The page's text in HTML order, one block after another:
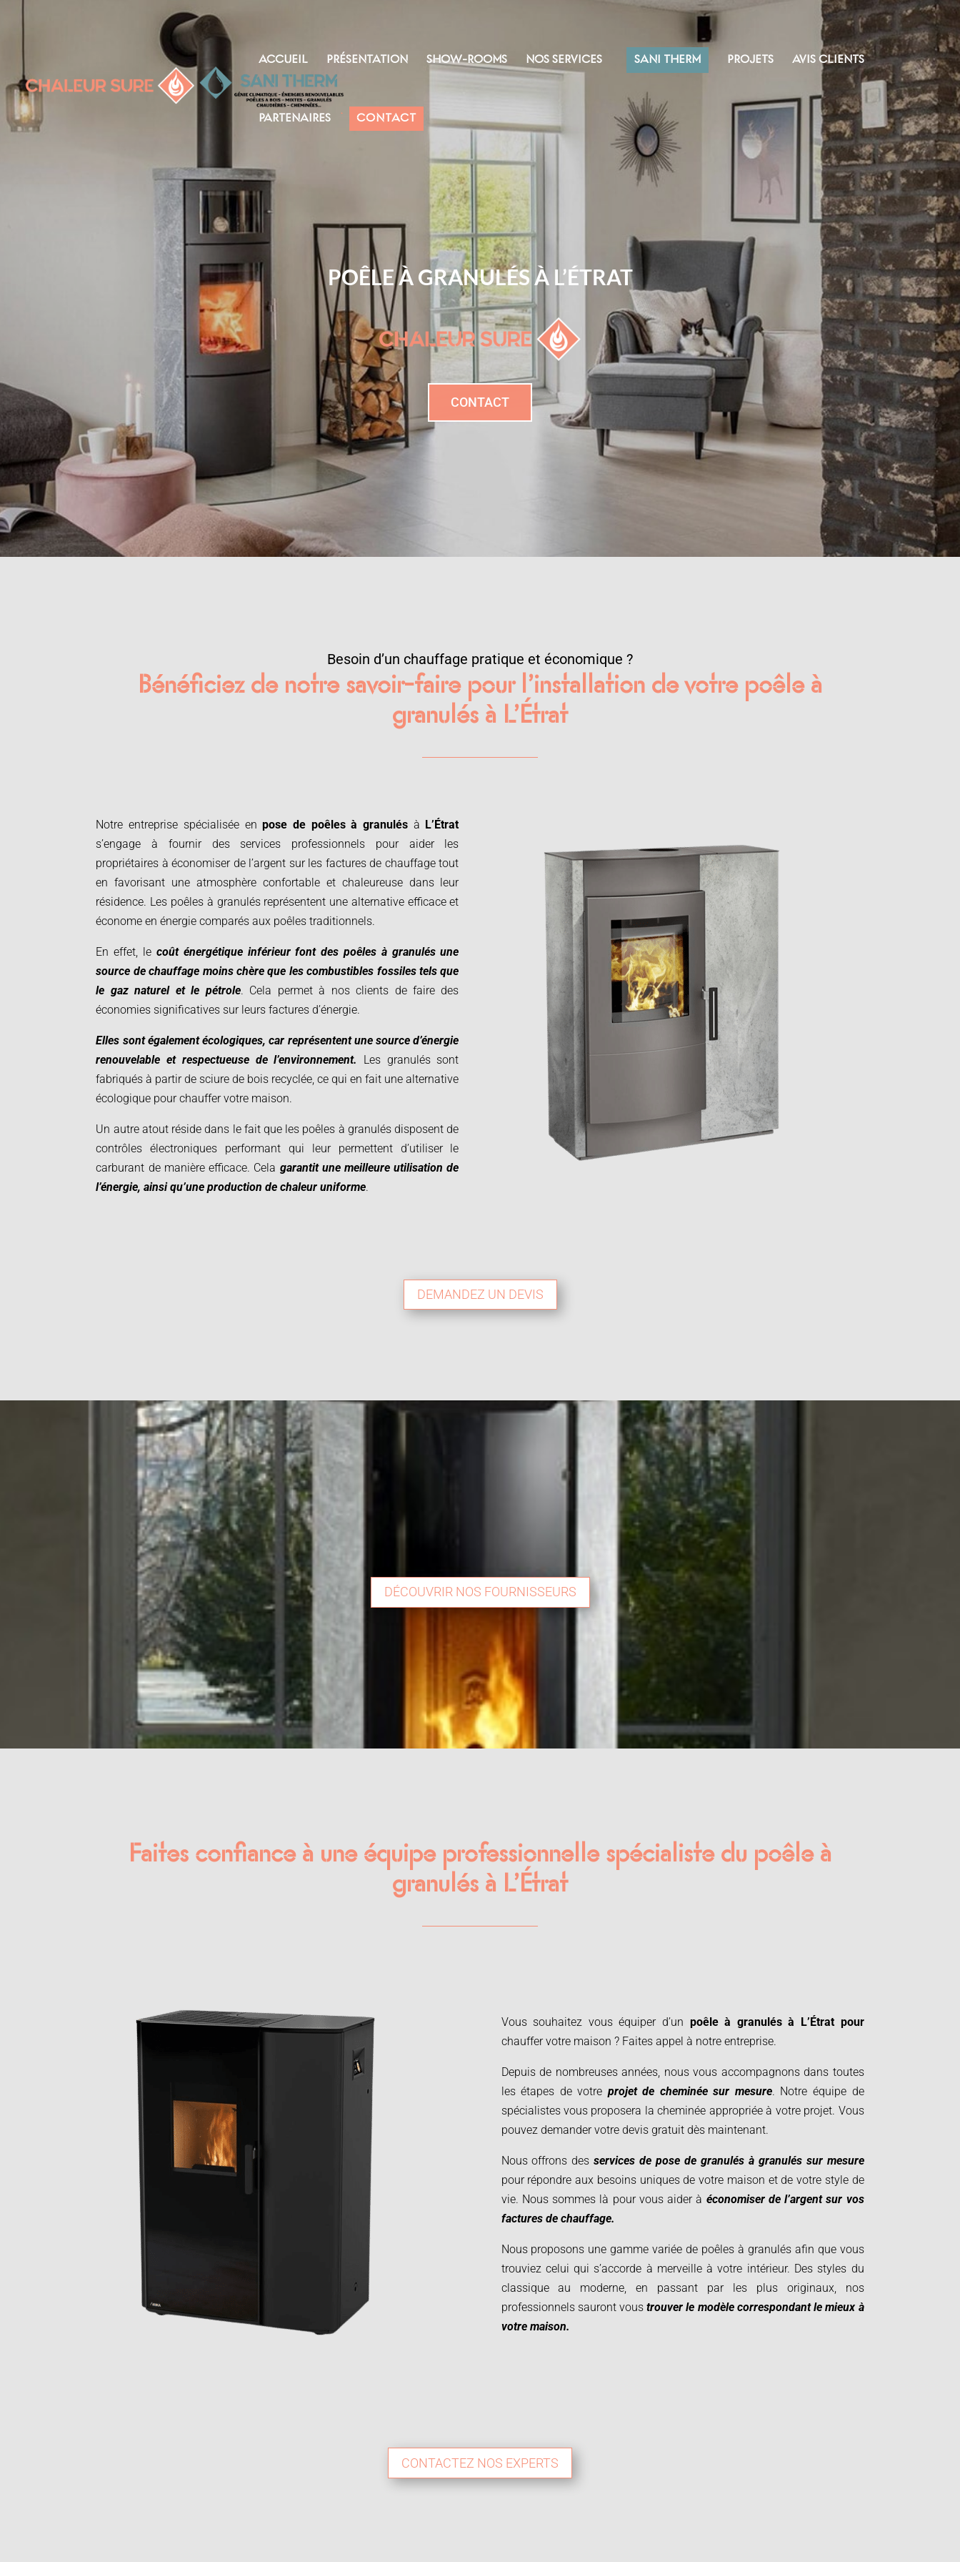
ACCUEIL PRÉSENTATION SHOW-ROOMS NOS SERVICES SANI THERM PROJETS AVIS CLIENTS
PARTENAIRES CONTACT
POÊLE À GRANULÉS À L’ÉTRAT
CONTACT
Besoin d’un chauffage pratique et économique ?
Bénéficiez de notre savoir-faire pour l’installation de votre poêle à
granulés à L’Étrat
Notre entreprise spécialisée enpose de poêles à granulés à L’Étrat
s’engage à fournir des services professionnels pour aider les
propriétaires à économiser de l’argent sur les factures de chauffage tout
en favorisant une atmosphère confortable et chaleureuse dans leur
résidence. Les poêles à granulés représentent une alternative efficace et
économe en énergie comparés aux poêles traditionnels.
En effet, le coût énergétique inférieur font des poêles à granulés une
source de chauffage moins chère que les combustibles fossiles tels que
le gaz naturel et le pétrole. Cela permet à nos clients de faire des
économies significatives sur leurs factures d’énergie.
Elles sont également écologiques, car représentent une source d’énergie
renouvelable et respectueuse de l’environnement.
Les granulés sont
fabriqués à partir de sciure de bois recyclée, ce qui en fait une alternative
écologique pour chauffer votre maison.
Un autre atout réside dans le fait que les poêles à granulés disposent de
contrôles électroniques performant qui leur permettent d’utiliser le
carburant de manière efficace. Cela garantit une meilleure utilisation de
l’énergie, ainsi qu’une production de chaleur uniforme.
DEMANDEZ UN DEVIS
DÉCOUVRIR NOS FOURNISSEURS
Faites confiance à une équipe professionnelle spécialiste du poêle à
granulés à L’Étrat
Vous souhaitez vous équiper d’un poêle à granulés à L’Étrat pour
chauffer votre maison ? Faites appel à notre entreprise.
Depuis de nombreuses années, nous vous accompagnons dans toutes
les étapes de votre projet de cheminée sur mesure. Notre équipe de
spécialistes vous proposera la cheminée appropriée à votre projet. Vous
pouvez demander votre devis gratuit dès maintenant.
Nous offrons desservices de pose de granulés à granulés sur mesure
pour répondre aux besoins uniques de votre maison et de votre style de
vie. Nous sommes là pour vous aider à économiser de l’argent sur vos
factures de chauffage.
Nous proposons une gamme variée de poêles à granulés afin que vous
trouviez celui qui s’accorde à merveille à votre intérieur. Des styles du
classique au moderne, en passant par les plus originaux, nos
professionnels sauront voustrouver le modèle correspondant le mieux à
votre maison.
CONTACTEZ NOS EXPERTS